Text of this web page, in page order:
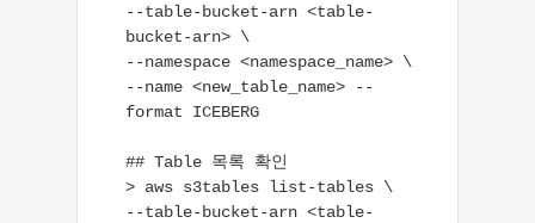
--table-bucket-arn <table-
bucket-arn> \
--namespace <namespace_name> \
--name <new_table_name> --
format ICEBERG
## Table 목록 확인
> aws s3tables list-tables \
--table-bucket-arn <table-